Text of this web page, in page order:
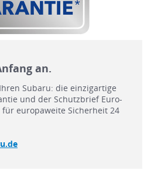
an.
Subaru: die einzigartige
und der Schutzbrief Euro-
für europaweite Sicherheit 24